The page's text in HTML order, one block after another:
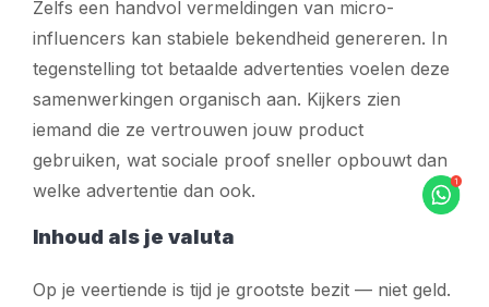
Zelfs een handvol vermeldingen van micro-
influencers kan stabiele bekendheid genereren. In
tegenstelling tot betaalde advertenties voelen deze
samenwerkingen organisch aan. Kijkers zien
iemand die ze vertrouwen jouw product
gebruiken, wat sociale proof sneller opbouwt dan
welke advertentie dan ook.
Inhoud als je valuta
Op je veertiende is tijd je grootste bezit — niet geld.